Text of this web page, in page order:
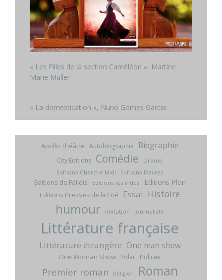
« Les Filles de la section Caméléon », Martine
Marie Muller
« La domestication », Nuno Gomes Garcia
Apollo Théâtre Autobiographie Biographie
City Editions Comédie
Drame
Editions Cherche Midi
Editions Dacres
Editions de Fallois Editions les indés Editions Plon
Editions Presses de la Cité Essai Histoire
humour Imitation Journaliste
Littérature française
Littérature étrangère One man show
One Woman Show Polar Policier
Premier roman Religion Roman